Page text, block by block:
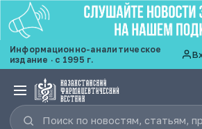
Информационно-аналитическое
издание · с 1995 г.